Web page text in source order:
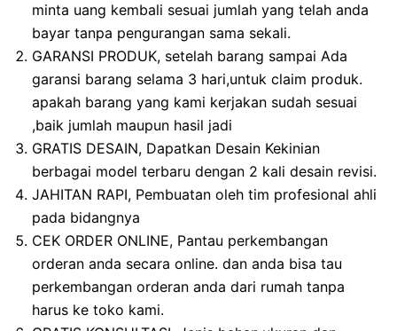
minta uang kembali sesuai jumlah yang telah anda
bayar tanpa pengurangan sama sekali.
GARANSI PRODUK, setelah barang sampai Ada
garansi barang selama 3 hari,untuk claim produk.
apakah barang yang kami kerjakan sudah sesuai
,baik jumlah maupun hasil jadi
GRATIS DESAIN, Dapatkan Desain Kekinian
berbagai model terbaru dengan 2 kali desain revisi.
JAHITAN RAPI, Pembuatan oleh tim profesional ahli
pada bidangnya
CEK ORDER ONLINE, Pantau perkembangan
orderan anda secara online. dan anda bisa tau
perkembangan orderan anda dari rumah tanpa
harus ke toko kami.